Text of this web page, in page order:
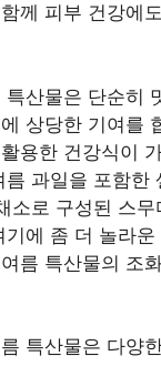
께 피부 건강에
산물은 단순히
상당한 기여를
용한 건강식이
과일을 포함한
소로 구성된 스
기에 좀 더 놀라
름 특산물의 조
특산물은 다양